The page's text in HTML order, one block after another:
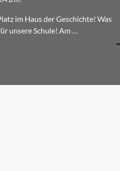
im Haus der Geschichte! Was
unsere Schule! Am …